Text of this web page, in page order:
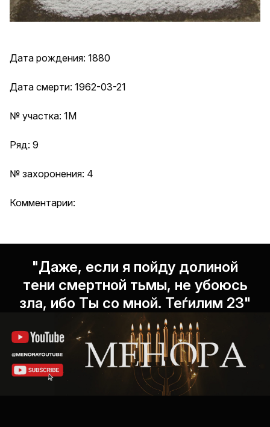
Дата рождения: 1880
Дата смерти: 1962-03-21
№ участка: 1М
Ряд: 9
№ захоронения: 4
Комментарии:
"Даже, если я пойду долиной
тени смертной тьмы, не убоюсь
зла, ибо Ты со мной. Теѓилим 23"